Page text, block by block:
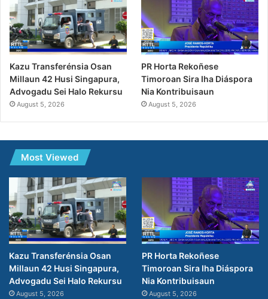
Kazu Transferénsia Osan
Millaun 42 Husi Singapura,
Advogadu Sei Halo Rekursu
August 5, 2026
PR Horta Rekoñese
Timoroan Sira Iha Diáspora
Nia Kontribuisaun
August 5, 2026
Most Viewed
Kazu Transferénsia Osan
Millaun 42 Husi Singapura,
Advogadu Sei Halo Rekursu
August 5, 2026
PR Horta Rekoñese
Timoroan Sira Iha Diáspora
Nia Kontribuisaun
August 5, 2026